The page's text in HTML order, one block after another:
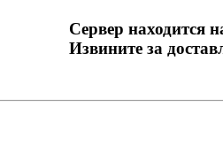
Сервер находится
Извините за